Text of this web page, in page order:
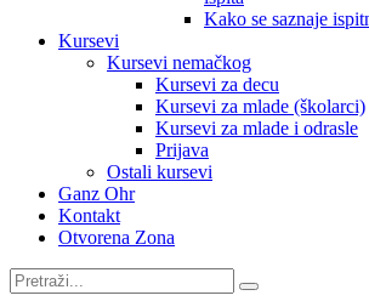
Kako se saznaje
Kursevi
Kursevi nemačkog
Kursevi za decu
Kursevi za mlade (školarci)
Kursevi za mlade i odrasle
Prijava
Ostali kursevi
Ganz Ohr
Kontakt
Otvorena Zona